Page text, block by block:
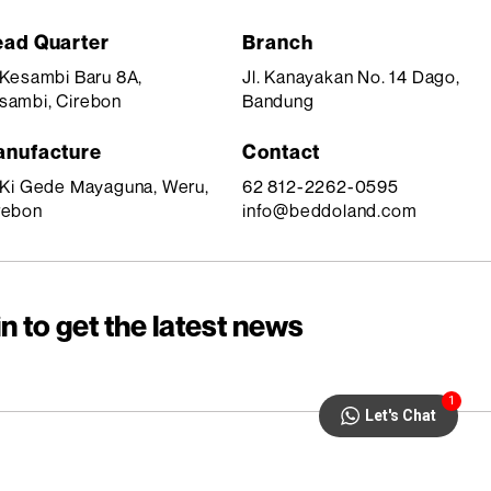
Quarter
Baru 8A,
Cirebon
Gede Mayaguna, Weru,
Branch
Jl. Kanayakan No. 14 Dago,
Bandung
Contact
62 812-2262-0595
info@beddoland.com
to get the latest news
Let's Chat
1